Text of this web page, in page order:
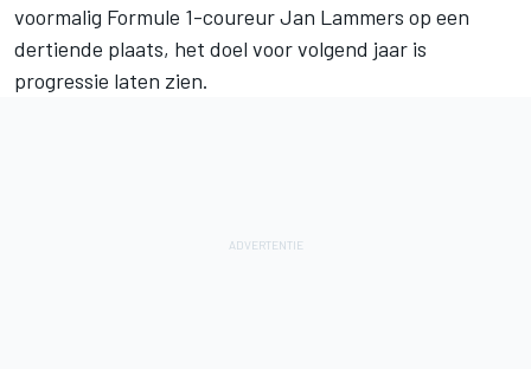
voormalig Formule 1-coureur Jan Lammers op een
dertiende plaats, het doel voor volgend jaar is
progressie laten zien.